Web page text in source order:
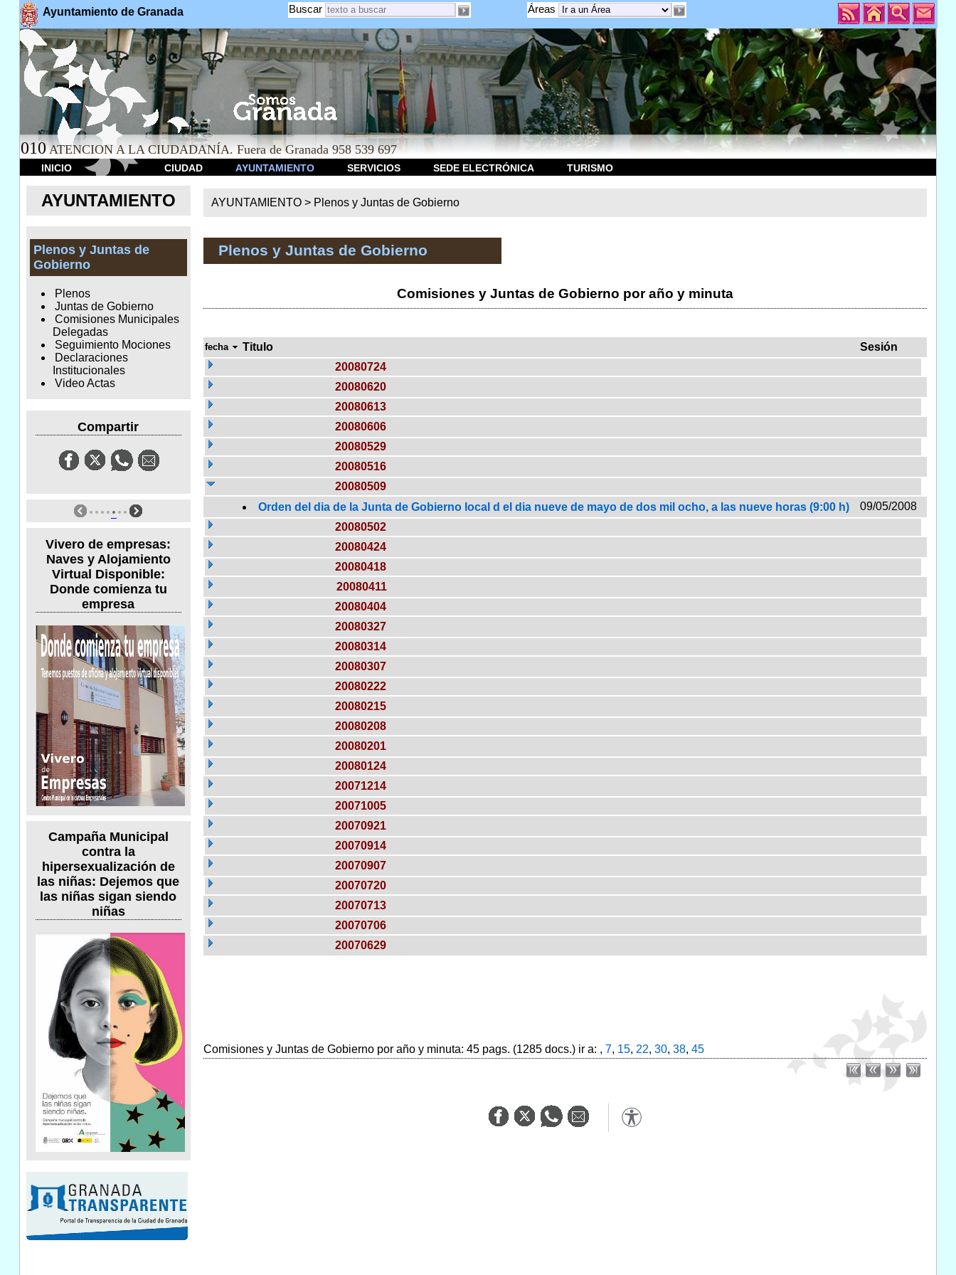
Ayuntamiento de Granada Áreas
Buscar
010 ATENCION A LA CIUDADANÍA. Fuera de Granada 958 539 697
INICIO CIUDAD AYUNTAMIENTO SERVICIOS SEDE ELECTRÓNICA TURISMO
AYUNTAMIENTO
Plenos y Juntas de
Gobierno
Plenos
Juntas de Gobierno
Comisiones Municipales
Delegadas
Seguimiento Mociones
Declaraciones
Institucionales
Video Actas
Compartir
Vivero de empresas:
Naves y Alojamiento
Virtual Disponible:
Donde comienza tu
empresa
Campaña Municipal
contra la
hipersexualización de
las niñas: Dejemos que
las niñas sigan siendo
niñas
AYUNTAMIENTO > Plenos y Juntas de Gobierno
Plenos y Juntas de Gobierno
Comisiones y Juntas de Gobierno por año y minuta
fecha Titulo
Sesión
20080724
20080620
20080613
20080606
20080529
20080516
20080509
Orden del dia de la Junta de Gobierno local d el dia nueve de mayo de dos mil ocho, a las nueve horas (9:00 h)
09/05/2008
20080502
20080424
20080418
20080411
20080404
20080327
20080314
20080307
20080222
20080215
20080208
20080201
20080124
20071214
20071005
20070921
20070914
20070907
20070720
20070713
20070706
20070629
Comisiones y Juntas de Gobierno por año y minuta: 45 pags. (1285 docs.) ir a: , 7, 15, 22, 30, 38, 45